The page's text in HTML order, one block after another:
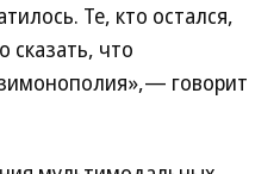
Те, кто остался,
что
говорит